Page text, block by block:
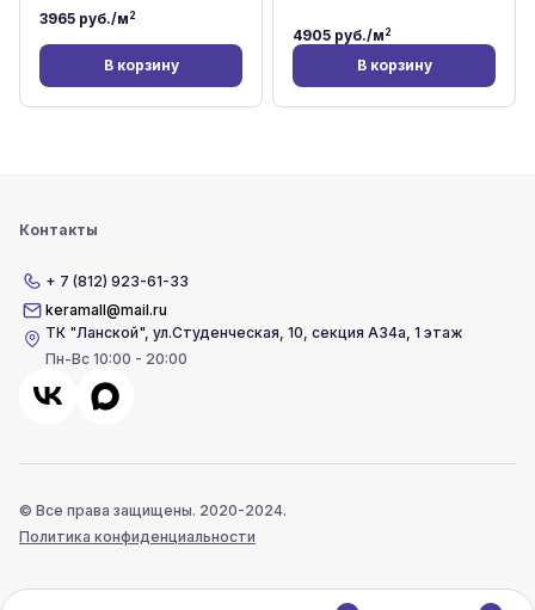
3965 руб./м2
В корзину
4905 руб./м2
В корзину
Контакты
+ 7 (812) 923-61-33
keramall@mail.ru
ТК "Ланской",ул.Студенческая, 10, секция А34а, 1 этаж
Пн-Вс 10:00 - 20:00
© Все права защищены. 2020-2024.
Политика конфиденциальности